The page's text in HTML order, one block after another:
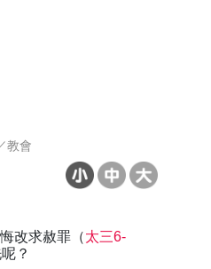
教會
改求赦罪（太三6-
？